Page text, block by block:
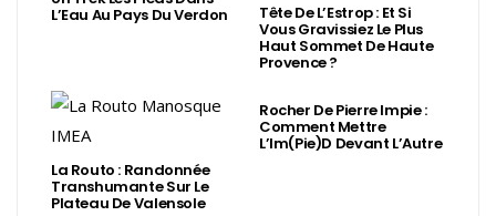
L’Eau Au Pays Du Verdon Tête De L’Estrop : Et Si
Vous Gravissiez Le Plus
Haut Sommet De Haute
Provence ?
La Routo : Randonnée
Transhumante Sur Le
Plateau De Valensole
Rocher De Pierre Impie :
Comment Mettre
L’Im(Pie)d Devant L’Autre